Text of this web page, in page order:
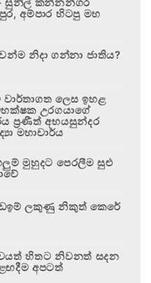
අම්පාර හිටපු මහ
නිදා ගන්නා ජාතිය?
වාර්තාගත ලෙස ඉහළ
උරගයාගේ
ප්‍රණීත් අභයසුන්දර
මහාචාර්ය
මුහුදට පෙරලීම සුළු
ලකුණු නිකුත් කෙරේ
හිතට නිවනත් සදන
අපටත්